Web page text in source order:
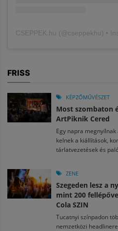
CSEPPEK.hu (@cseppekhu ) •
FRISS
KÉPZŐMŰVÉSZET
Most szombaton
ArtPiknik Cered
Egy napra
kelnek a kiállítások,
tárlatvezetések és
ZENE
Szegeden lesz a
mint 200
Cola SZIN
Tucatnyi színpadon
nemzetközi